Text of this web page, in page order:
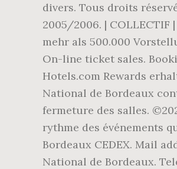
divers. Tous droits
2005/2006. |
mehr als 500.000
On-line ticket sales.
Hotels.com Rewards
National de Bordeaux
fermeture des salles.
rythme des événements
Bordeaux CEDEX. Mail
National de Bordeaux.